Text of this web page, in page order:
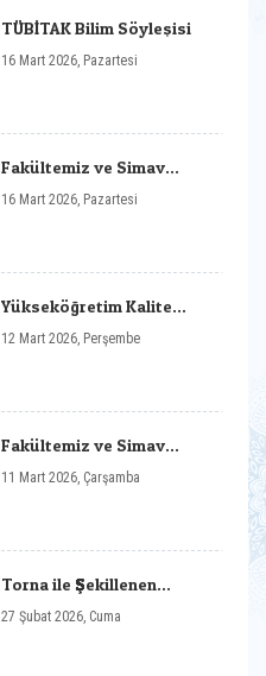
TÜBİTAK Bilim Söyleşisi
16 Mart 2026, Pazartesi
Fakültemiz ve Simav
Öğrencilere İftar Programı
16 Mart 2026, Pazartesi
Yükseköğretim Kalite
Üniversitemize Kurumsal
12 Mart 2026, Perşembe
Fakültemiz ve Simav
Düzenlediği İftar Programı
11 Mart 2026, Çarşamba
Torna ile Şekillenen
27 Şubat 2026, Cuma